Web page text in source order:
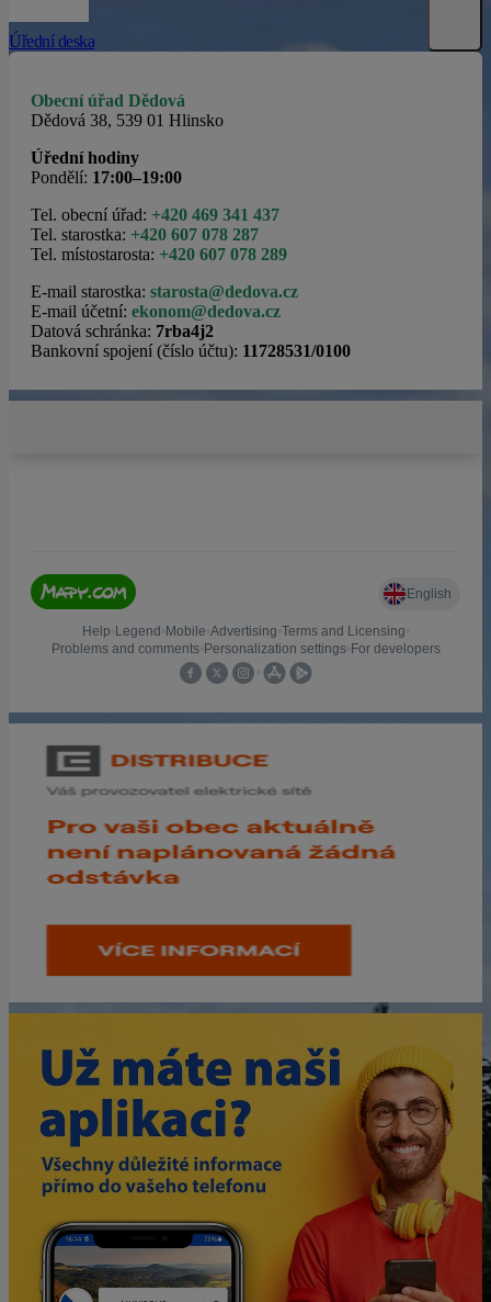
Úřední deska
Obecní úřad Dědová
Dědová 38, 539 01 Hlinsko
Úřední hodiny
Pondělí: 17:00–19:00
Tel. obecní úřad: +420 469 341 437
Tel. starostka: +420 607 078 287
Tel. místostarosta: +420 607 078 289
E-mail starostka: starosta@dedova.cz
E-mail účetní: ekonom@dedova.cz
Datová schránka: 7rba4j2
Bankovní spojení (číslo účtu): 11728531/0100